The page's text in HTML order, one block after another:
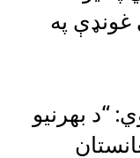
په
“د بهرنیو